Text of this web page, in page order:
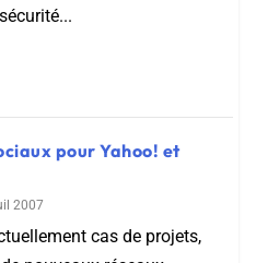
pour Yahoo! et
2007
cas de projets,